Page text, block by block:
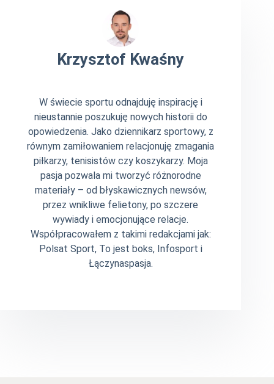
Krzysztof Kwaśny
W świecie sportu odnajduję inspirację i
nieustannie poszukuję nowych historii do
opowiedzenia. Jako dziennikarz sportowy, z
równym zamiłowaniem relacjonuję zmagania
piłkarzy, tenisistów czy koszykarzy. Moja
pasja pozwala mi tworzyć różnorodne
materiały – od błyskawicznych newsów,
przez wnikliwe felietony, po szczere
wywiady i emocjonujące relacje.
Współpracowałem z takimi redakcjami jak:
Polsat Sport, To jest boks, Infosport i
Łączynaspasja.